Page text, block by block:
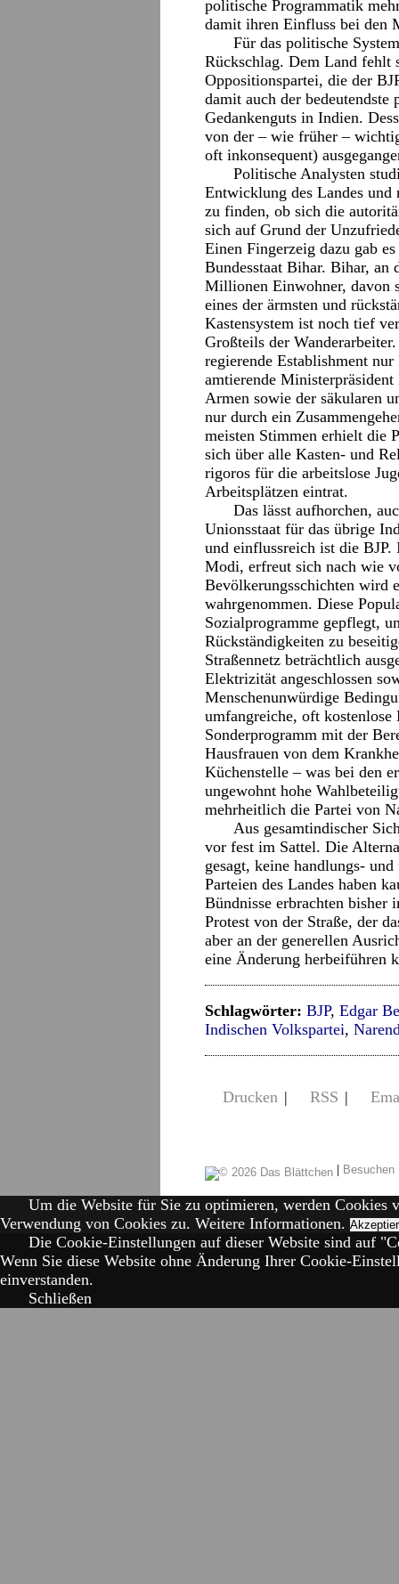
politische Programmatik
damit ihren Einfluss bei den
Für das politische
Rückschlag. Dem Land fehlt
Oppositionspartei, die der
damit auch der
Gedankenguts in Indien.
von der – wie früher –
oft inkonsequent)
Politische Analysten
Entwicklung des Landes
zu finden, ob sich die
sich auf Grund der
Einen Fingerzeig dazu gab
Bundesstaat Bihar. Bihar, an
Millionen Einwohner, davon
eines der ärmsten und
Kastensystem ist noch tief
Großteils der
regierende Establishment
amtierende
Armen sowie der säkularen
nur durch ein
meisten Stimmen erhielt die
sich über alle Kasten- und
rigoros für die arbeitslose
Arbeitsplätzen eintrat.
Das lässt aufhorchen,
Unionsstaat für das übrige
und einflussreich ist die
Modi, erfreut sich nach wie
Bevölkerungsschichten wird
wahrgenommen. Diese
Sozialprogramme gepflegt,
Rückständigkeiten zu
Straßennetz beträchtlich
Elektrizität angeschlossen
Menschenunwürdige
umfangreiche, oft
Sonderprogramm mit der
Hausfrauen von dem
Küchenstelle – was bei den
ungewohnt hohe
mehrheitlich die Partei von
Aus gesamtindischer
vor fest im Sattel. Die
gesagt, keine handlungs-
Parteien des Landes haben
Bündnisse erbrachten
Protest von der Straße, der
aber an der generellen
eine Änderung herbeiführen
Schlagwörter: BJP, Edgar
Indischen Volkspartei,
Drucken | RSS |
|
Um die Website für Sie zu optimieren, werden Cookies
Verwendung von Cookies zu. Weitere Informationen.
Die Cookie-Einstellungen auf dieser Website sind auf
Wenn Sie diese Website ohne Änderung Ihrer Cookie-
einverstanden.
Schließen